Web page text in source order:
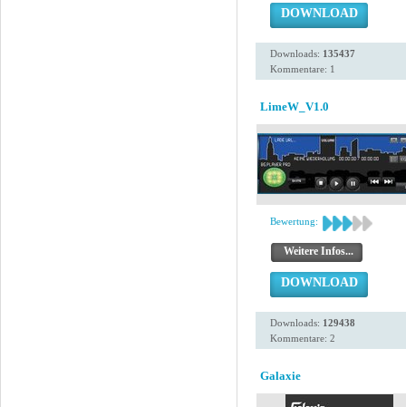
DOWNLOAD
Downloads: 135437
Kommentare: 1
LimeW_V1.0
Bewertung:
Weitere Infos...
DOWNLOAD
Downloads: 129438
Kommentare: 2
Galaxie